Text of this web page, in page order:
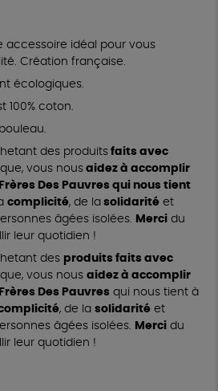
accessoire idéal pour vous
Création française.
écologiques.
100% coton.
des produitsfaits avec
vous nousaidez à accomplir
Des Pauvres qui nous tient
complicité, de lasolidaritéet
âgées isolées. Mercidu
leur quotidien !
des produits faits avec
vous nous aidez à accomplir
Des Pauvres qui nous tient à
, de la solidaritéet
âgées isolées. Mercidu
leur quotidien !